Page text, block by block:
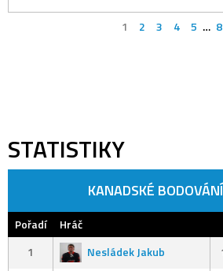
1 2 3 4 5 … 8
STATISTIKY
KANADSKÉ
Pořadí Hráč
1
Nesládek Jakub